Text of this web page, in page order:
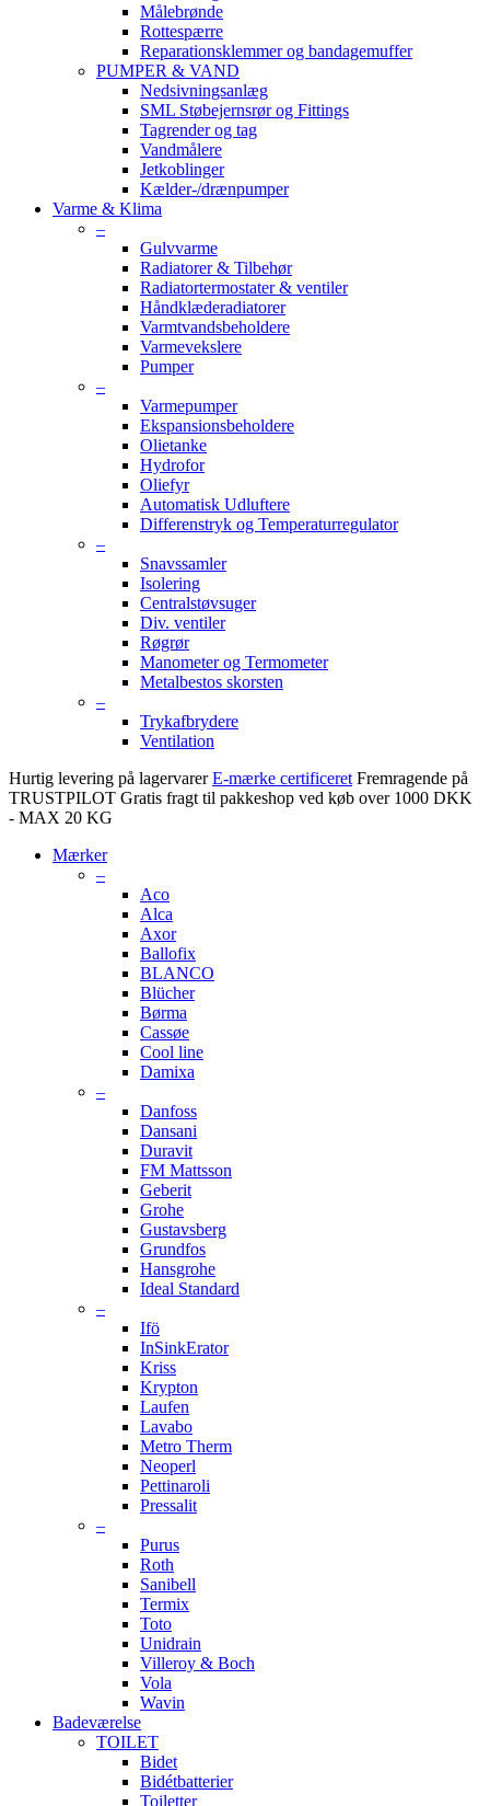
Målebrønde
Rottespærre
Reparationsklemmer og bandagemuffer
PUMPER & VAND
Nedsivningsanlæg
SML Støbejernsrør og Fittings
Tagrender og tag
Vandmålere
Jetkoblinger
Kælder-/drænpumper
Varme & Klima
–
Gulvvarme
Radiatorer & Tilbehør
Radiatortermostater & ventiler
Håndklæderadiatorer
Varmtvandsbeholdere
Varmevekslere
Pumper
–
Varmepumper
Ekspansionsbeholdere
Olietanke
Hydrofor
Oliefyr
Automatisk Udluftere
Differenstryk og Temperaturregulator
–
Snavssamler
Isolering
Centralstøvsuger
Div. ventiler
Røgrør
Manometer og Termometer
Metalbestos skorsten
–
Trykafbrydere
Ventilation
Hurtig levering på lagervarer E-mærke certificeret Fremragende på
TRUSTPILOT Gratis fragt til pakkeshop ved køb over 1000 DKK
- MAX 20 KG
Mærker
–
Aco
Alca
Axor
Ballofix
BLANCO
Blücher
Børma
Cassøe
Cool line
Damixa
–
Danfoss
Dansani
Duravit
FM Mattsson
Geberit
Grohe
Gustavsberg
Grundfos
Hansgrohe
Ideal Standard
–
Ifö
InSinkErator
Kriss
Krypton
Laufen
Lavabo
Metro Therm
Neoperl
Pettinaroli
Pressalit
–
Purus
Roth
Sanibell
Termix
Toto
Unidrain
Villeroy & Boch
Vola
Wavin
Badeværelse
TOILET
Bidet
Bidétbatterier
Toiletter